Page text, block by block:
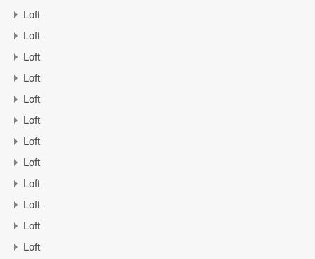
Loft
Loft
Loft
Loft
Loft
Loft
Loft
Loft
Loft
Loft
Loft
Loft